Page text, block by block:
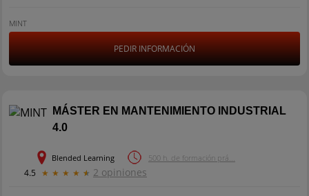
MINT
PEDIR INFORMACIÓN
MÁSTER EN MANTENIMIENTO INDUSTRIAL
4.0
Blended Learning 500 h. de formación prá...
4.5 ★ ★ ★ ★ ★ 2 opiniones